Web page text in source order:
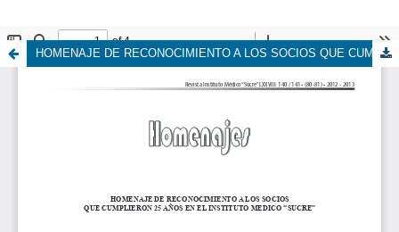
HOMENAJE DE RECONOCIMIENTO A LOS SOCIOS QUE CUMPLIERON 25 AÑOS EN EL INSTITUTO MEDICO “SUCRE”